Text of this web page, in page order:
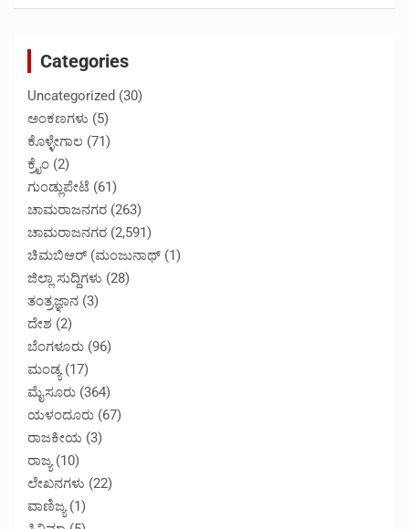
Categories
Uncategorized (30)
ಅಂಕಣಗಳು (5)
ಕೊಳ್ಳೇಗಾಲ (71)
ಕ್ರೈಂ (2)
ಗುಂಡ್ಲುಪೇಟೆ (61)
ಚಾಮರಾಜನಗರ (263)
ಚಾಮರಾಜನಗರ (2,591)
ಚಿಮಬಿಆರ್ (ಮಂಜುನಾಥ್ (1)
ಜಿಲ್ಲಾ ಸುದ್ದಿಗಳು (28)
ತಂತ್ರಜ್ಞಾನ (3)
ದೇಶ (2)
ಬೆಂಗಳೂರು (96)
ಮಂಡ್ಯ(17)
ಮೈಸೂರು (364)
ಯಳಂದೂರು (67)
ರಾಜಕೀಯ (3)
ರಾಜ್ಯ(10)
ಲೇಖನಗಳು (22)
ವಾಣಿಜ್ಯ(1)